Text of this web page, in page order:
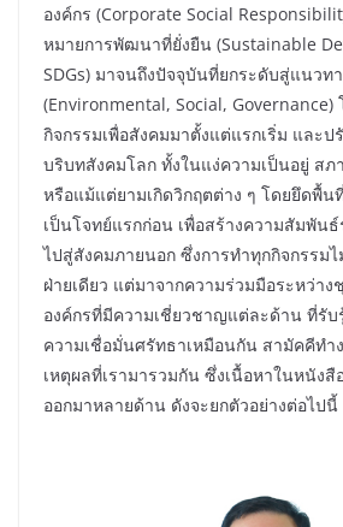
องค์กร (Corporate Social
หมายการพัฒนาที่ยั่งยืน (Sustainable
SDGs) มาจนถึงปัจจุบันที่ยกระดับสู่แนวทา
(Environmental, Social, Governance)
กิจกรรมเพื่อสังคมมาตั้งแต่แรกเริ่ม และป
บริบทสังคมโลก ทั้งในแง่ความเป็นอยู่ ส
หรือแม้แต่ยามเกิดวิกฤตต่าง ๆ โดยยึดพื้
เป็นโจทย์แรกก่อน เพื่อสร้างความสัมพัน
ไปสู่สังคมภายนอก ซึ่งการทำทุกกิจกรรม
ฝ่ายเดียว แต่มาจากความร่วมมือระหว่า
องค์กรที่มีความเชี่ยวชาญแต่ละด้าน ที่รั
ความเชื่อมั่นศรัทธาเหมือนกัน สามัคคีทำ
เหตุผลที่เรามารวมกัน ซึ่งเนื้อหาในหนัง
ออกมาหลายด้าน ดังจะยกตัวอย่างต่อไปนี้